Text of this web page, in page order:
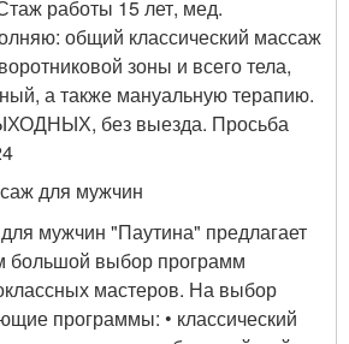
работы 15 лет, мед.
общий классический массаж
зоны и всего тела,
а также мануальную терапию.
без выезда. Просьба
для мужчин
мужчин "Паутина" предлагает
большой выбор программ
мастеров. На выбор
программы: • классический